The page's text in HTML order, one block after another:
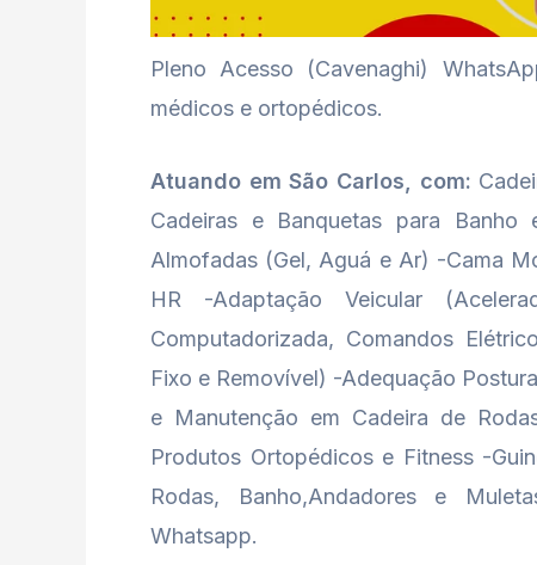
Pleno Acesso (Cavenaghi)
médicos e ortopédicos.
Atuando em São Carlos, com:
Cadeiras e Banquetas para Banho
Almofadas (Gel, Aguá e Ar) -Cama
HR -Adaptação Veicular
Computadorizada, Comandos
Fixo e Removível) -Adequação
e Manutenção em Cadeira de
Produtos Ortopédicos e Fitness -
Rodas, Banho,Andadores e
Whatsapp.